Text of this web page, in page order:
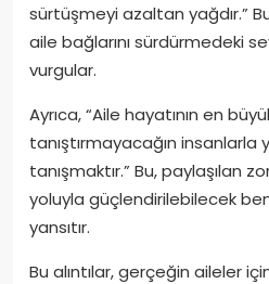
sürtüşmeyi azaltan yağdır.”
aile bağlarını sürdürmedeki
vurgular.
Ayrıca, “Aile hayatının en
tanıştırmayacağın insanlarla
tanışmaktır.” Bu, paylaşılan
yoluyla güçlendirilebilecek
yansıtır.
Bu alıntılar, gerçeğin aileler